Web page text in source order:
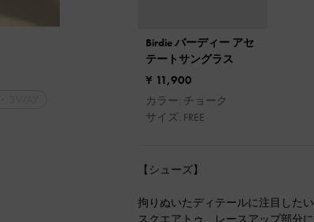
Birdie バーディー アセ
テートサングラス
¥ 11,900
カラー: チョーク
サイズ: FREE
【シューズ】
拘りぬいたディテールに注目したい
スクエアトゥ、レースアップ部分